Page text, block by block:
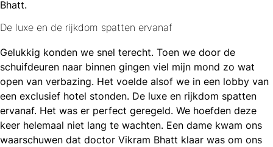
Bhatt.
De luxe en de rijkdom spatten ervanaf
Gelukkig konden we snel terecht. Toen we door de
schuifdeuren naar binnen gingen viel mijn mond zo wat
open van verbazing. Het voelde alsof we in een lobby van
een exclusief hotel stonden. De luxe en rijkdom spatten
ervanaf. Het was er perfect geregeld. We hoefden deze
keer helemaal niet lang te wachten. Een dame kwam ons
waarschuwen dat doctor Vikram Bhatt klaar was om ons